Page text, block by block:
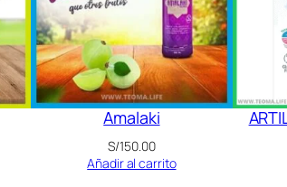
Amalaki
S/150.00
Añadir al carrito